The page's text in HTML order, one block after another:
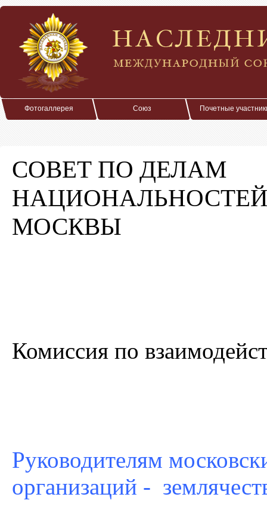
Фотогаллерея Союз Почетные
СОВЕТ ПО ДЕЛАМ
НАЦИОНАЛЬНОСТЕЙ
МОСКВЫ
Комиссия по
Руководителям
организаций -